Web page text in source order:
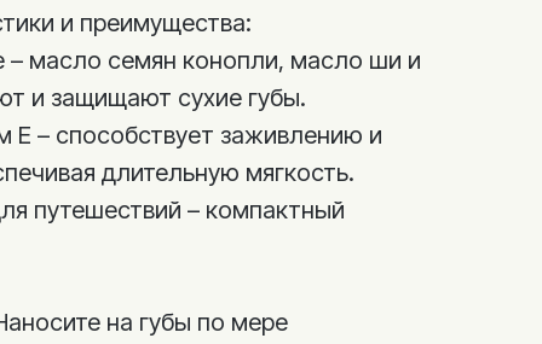
и преимущества:
– масло семян конопли, масло ши и
и защищают сухие губы.
Е – способствует заживлению и
длительную мягкость.
путешествий – компактный
на губы по мере